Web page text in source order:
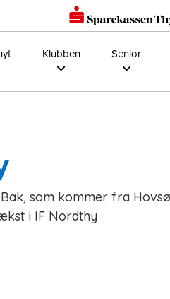
Klubben Senior
som kommer fra
i IF Nordthy